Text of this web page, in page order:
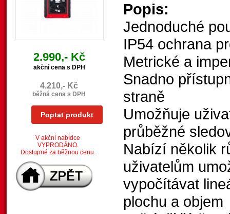
2.990,- Kč
akční cena s DPH
4.210,- Kč
běžná cena s DPH
Poptat produkt
V akční nabídce
VYPRODÁNO.
Dostupné za běžnou cenu.
Popis:
Jednoduché
IP54 ochrana
Metrické a
Snadno
straně
Umožňuje
průběžné
Nabízí několik
uživatelům
vypočítávat
plochu a objem